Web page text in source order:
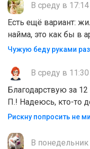
В среду в 17:14
Есть ещё вариант:
найма, это как бы в
Чужую беду руками
В среду в 11:30
Благодарствую за
П.! Надеюсь, кто-то
Рискну попросить не
В понедельник